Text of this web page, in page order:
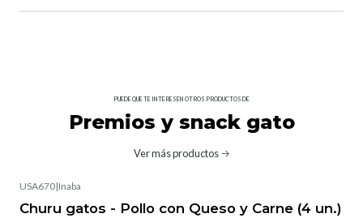
PUEDE QUE TE INTERESEN OTROS PRODUCTOS DE
Premios y snack gato
Ver más productos
USA670|Inaba
Churu gatos - Pollo con Queso y Carne (4 un.)